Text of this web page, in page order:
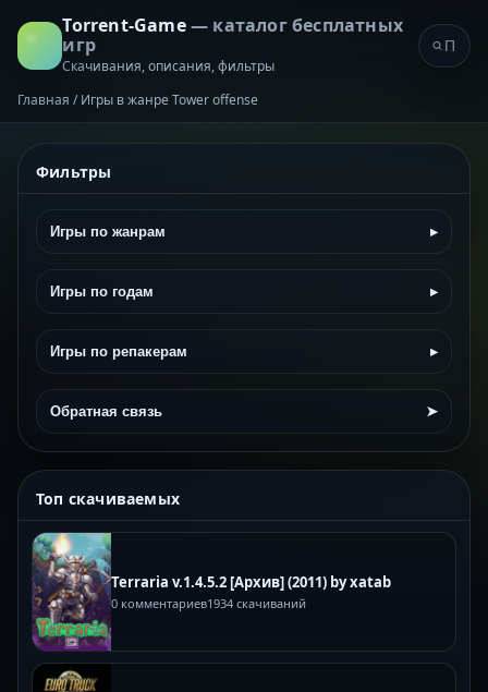
Torrent-Game— каталог бесплатных
игр
Скачивания, описания, фильтры
Главная / Игры в жанре Tower offense
Фильтры
Игры по жанрам ▸
Игры по годам ▸
Игры по репакерам ▸
Обратная связь ➤
Топ скачиваемых
Terraria v.1.4.5.2 [Архив] (2011) by xatab
0 комментариев1934 скачиваний